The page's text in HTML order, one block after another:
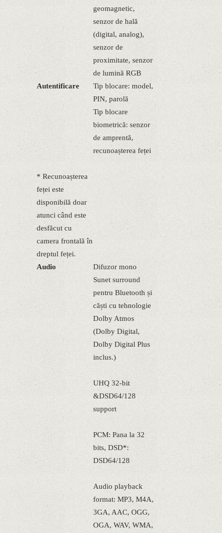
geomagnetic,
senzor de hală
(digital, analog),
senzor de
proximitate, senzor
de lumină RGB
Autentificare
Tip blocare: model,
PIN, parolă
Tip blocare
biometrică: senzor
de amprentă,
recunoașterea feței
* Recunoașterea
feței este
disponibilă doar
atunci când este
desfăcut cu
camera frontală în
dreptul feței.
Audio
Difuzor mono
Sunet surround
pentru Bluetooth și
căști cu tehnologie
Dolby Atmos
(Dolby Digital,
Dolby Digital Plus
inclus.)
UHQ 32-bit
&DSD64/128
support
PCM: Pana la 32
bits, DSD*:
DSD64/128
Audio playback
format: MP3, M4A,
3GA, AAC, OGG,
OGA, WAV, WMA,